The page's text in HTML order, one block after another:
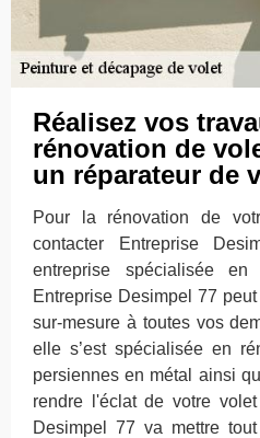
Réalisez vos
rénovation de
un réparateur de
Pour la rénovation de
contacter Entreprise
entreprise spécialisée
Entreprise Desimpel 77
sur-mesure à toutes vos
elle s’est spécialisée en
persiennes en métal ainsi
rendre l'éclat de votre
Desimpel 77 va mettre